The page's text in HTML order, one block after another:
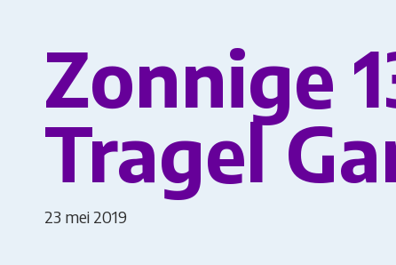
Zonnige
Tragel
23 mei 2019